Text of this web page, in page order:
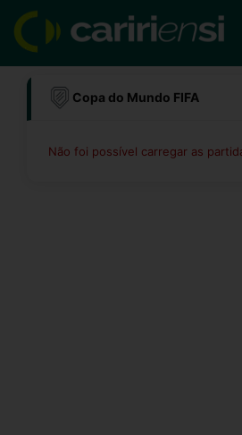
para
conteúdo
Copa do Mundo FIFA
Não foi possível carregar as